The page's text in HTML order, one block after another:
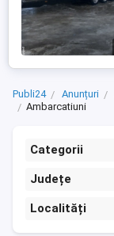
Publi24 Anunțuri
Ambarcatiuni
Categorii
Județe
Localități